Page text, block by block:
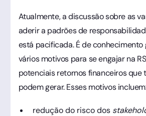
Atualmente, a discussão sobre as
aderir a padrões de
está pacificada. É de conhecimento
vários motivos para se engajar na
potenciais retornos financeiros que
podem gerar. Esses motivos
redução do risco dos